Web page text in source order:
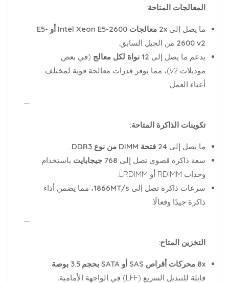
المعالجات المتاحة:
ما يصل إلى
2x معالجات Intel Xeon E5-2600 أو E5-
2600 v2 من الجيل السابق.
يدعم ما يصل إلى 12 نواة لكل معالج
(في بعض
موديلات v2)، مما يوفر قدرات معالجة قوية لمختلف
أعباء العمل.
—
تكوينات الذاكرة المتاحة:
ما يصل إلى 24 فتحة DIMM من نوع DDR3
.
سعة ذاكرة قصوى تصل إلى 768 جيجابايت
باستخدام
وحدات RDIMM أو LRDIMM.
سرعات ذاكرة تصل إلى 1866MT/s، مما يضمن أداء
ذاكرة جيدًا وفعالًا.
—
التخزين المتاح:
8x محركات أقراص SAS أو SATA بحجم 3.5 بوصة
قابلة للتبديل السريع (LFF) في الواجهة الأمامية.